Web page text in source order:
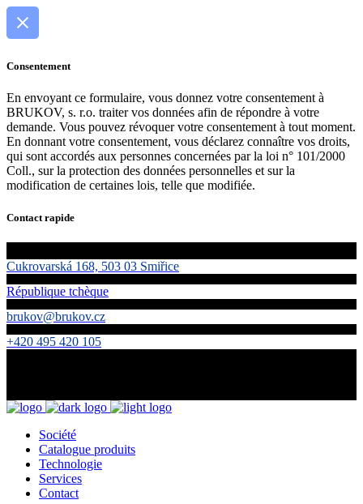
Consentement
En envoyant ce formulaire, vous donnez votre consentement à
BRUKOV, s. r.o. traiter vos données afin de répondre à votre
demande. Vous pouvez révoquer votre consentement à tout moment.
En donnant votre consentement, vous déclarez connaître vos droits,
qui sont accordés aux personnes concernées par la loi n° 101/2000
Coll., sur la protection des données personnelles et sur la
modification de certaines lois, telle que modifiée.
Contact rapide
Cukrovarská 168, 503 03 Smiřice
République tchèque
brukov@brukov.cz
+420 495 420 105
Société
Catalogue produits
Technologie
Services
Contact